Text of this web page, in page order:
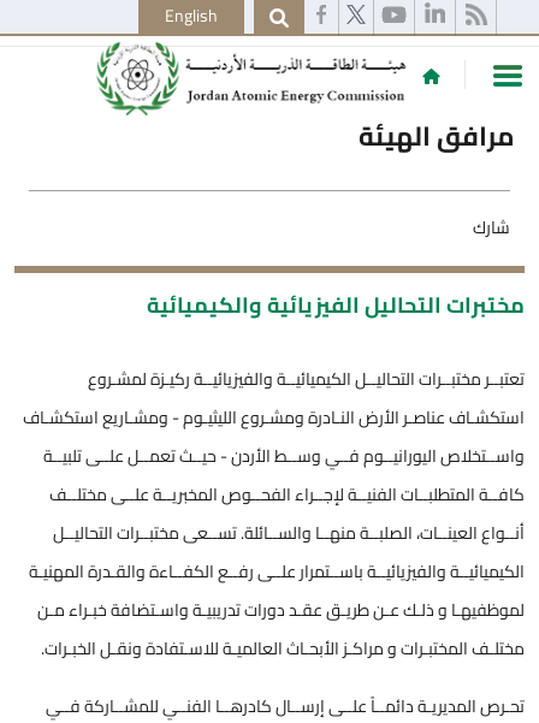
English
مرافق الهيئة
شارك
مختبرات التحاليل الفيزيائية والكيميائية
تعتبــر مختبــرات التحاليــل الكيميائيــة والفيزيائيــة ركيـزة لمشـروع
استكشـاف عناصـر الأرض النـادرة ومشـروع الليثيـوم - ومشـاريع استكشـاف
واســتخلاص اليورانيــوم فــي وســط الأردن - حيــث تعمــل علــى تلبيــة
كافــة المتطلبــات الفنيــة لإجــراء الفحــوص المخبريــة علــى مختلــف
أنــواع العينــات، الصلبــة منهــا والســائلة. تســعى مختبــرات التحاليــل
الكيميائيــة والفيزيائيــة باســتمرار علــى رفــع الكفــاءة والقـدرة المهنيـة
لموظفيهـا و ذلـك عـن طريـق عقـد دورات تدريبيـة واسـتضافة خبـراء مـن
مختلـف المختبـرات و مراكـز الأبحـاث العالميـة للاسـتفادة ونقـل الخبـرات.
تحـرص المديريـة دائمــاً علــى إرســال كادرهــا الفنــي للمشــاركة فــي